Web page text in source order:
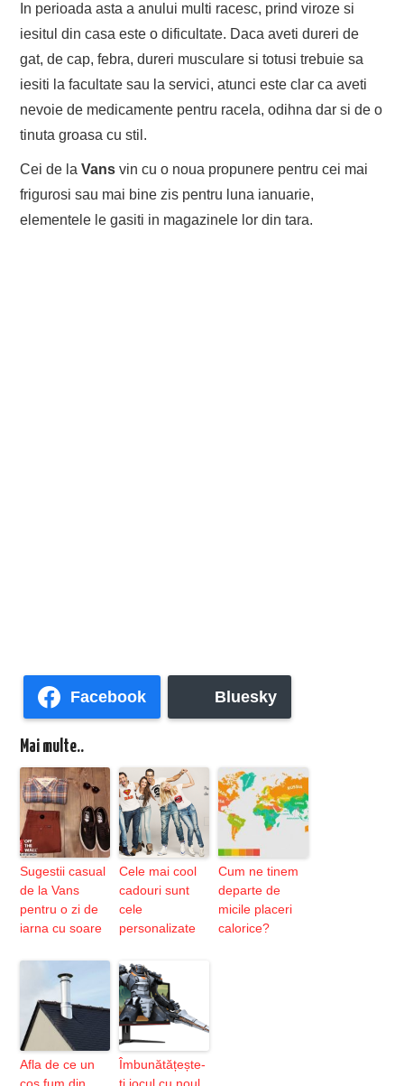
In perioada asta a anului multi racesc, prind viroze si
iesitul din casa este o dificultate. Daca aveti dureri de
gat, de cap, febra, dureri musculare si totusi trebuie sa
iesiti la facultate sau la servici, atunci este clar ca aveti
nevoie de medicamente pentru racela, odihna dar si de o
tinuta groasa cu stil.
Cei de laVans vin cu o noua propunere pentru cei mai
frigurosi sau mai bine zis pentru luna ianuarie,
elementele le gasiti in magazinele lor din tara.
Facebook Bluesky
Mai multe..
Sugestii casual
de la Vans
pentru o zi de
iarna cu soare
Cele mai cool
cadouri sunt
cele
personalizate
Cum ne tinem
departe de
micile placeri
calorice?
Afla de ce un
Îmbunătățește-